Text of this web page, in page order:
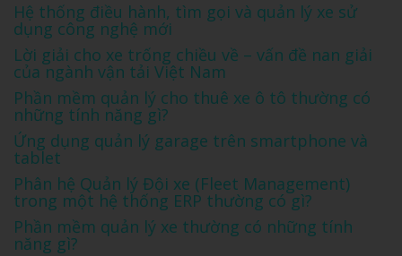
Hệ thống điều hành, tìm gọi và quản lý xe sử
dụng công nghệ mới
Lời giải cho xe trống chiều về – vấn đề nan giải
của ngành vận tải Việt Nam
Phần mềm quản lý cho thuê xe ô tô thường có
những tính năng gì?
Ứng dụng quản lý garage trên smartphone và
tablet
Phân hệ Quản lý Đội xe (Fleet Management)
trong một hệ thống ERP thường có gì?
Phần mềm quản lý xe thường có những tính
năng gì?